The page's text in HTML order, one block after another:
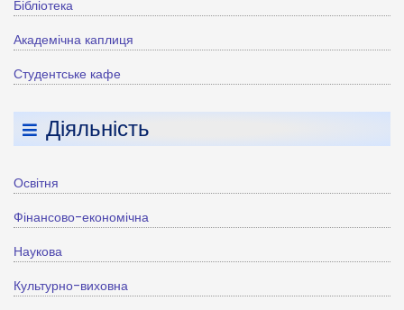
Бібліотека
Академічна каплиця
Студентське кафе
Діяльність
Освітня
Фінансово-економічна
Наукова
Культурно-виховна